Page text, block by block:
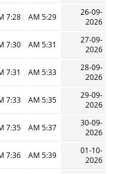
26-09-
2026
5:29 AM
7:28 AM
27-09-
2026
5:31 AM
7:30 AM
28-09-
2026
5:33 AM
7:31 AM
29-09-
2026
5:35 AM
7:33 AM
30-09-
2026
5:37 AM
7:35 AM
01-10-
2026
5:39 AM
7:36 AM